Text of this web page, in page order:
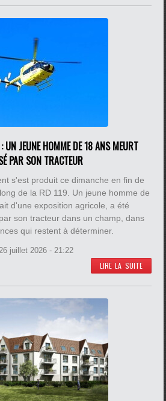
UN JEUNE HOMME DE 18 ANS MEURT
PAR SON TRACTEUR
s'est produit ce dimanche en fin de
de la RD 119. Un jeune homme de
d'une exposition agricole, a été
son tracteur dans un champ, dans
qui restent à déterminer.
juillet 2026 - 21:22
LIRE LA SUITE